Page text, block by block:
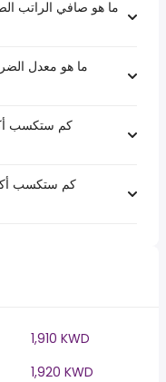
1,910 KWD
1,920 KWD